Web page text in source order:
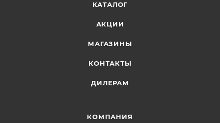
КАТАЛОГ
АКЦИИ
МАГАЗИНЫ
КОНТАКТЫ
ДИЛЕРАМ
КОМПАНИЯ